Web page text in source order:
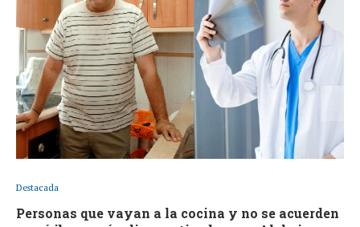
Destacada
Personas que vayan a la cocina y no se acuerden